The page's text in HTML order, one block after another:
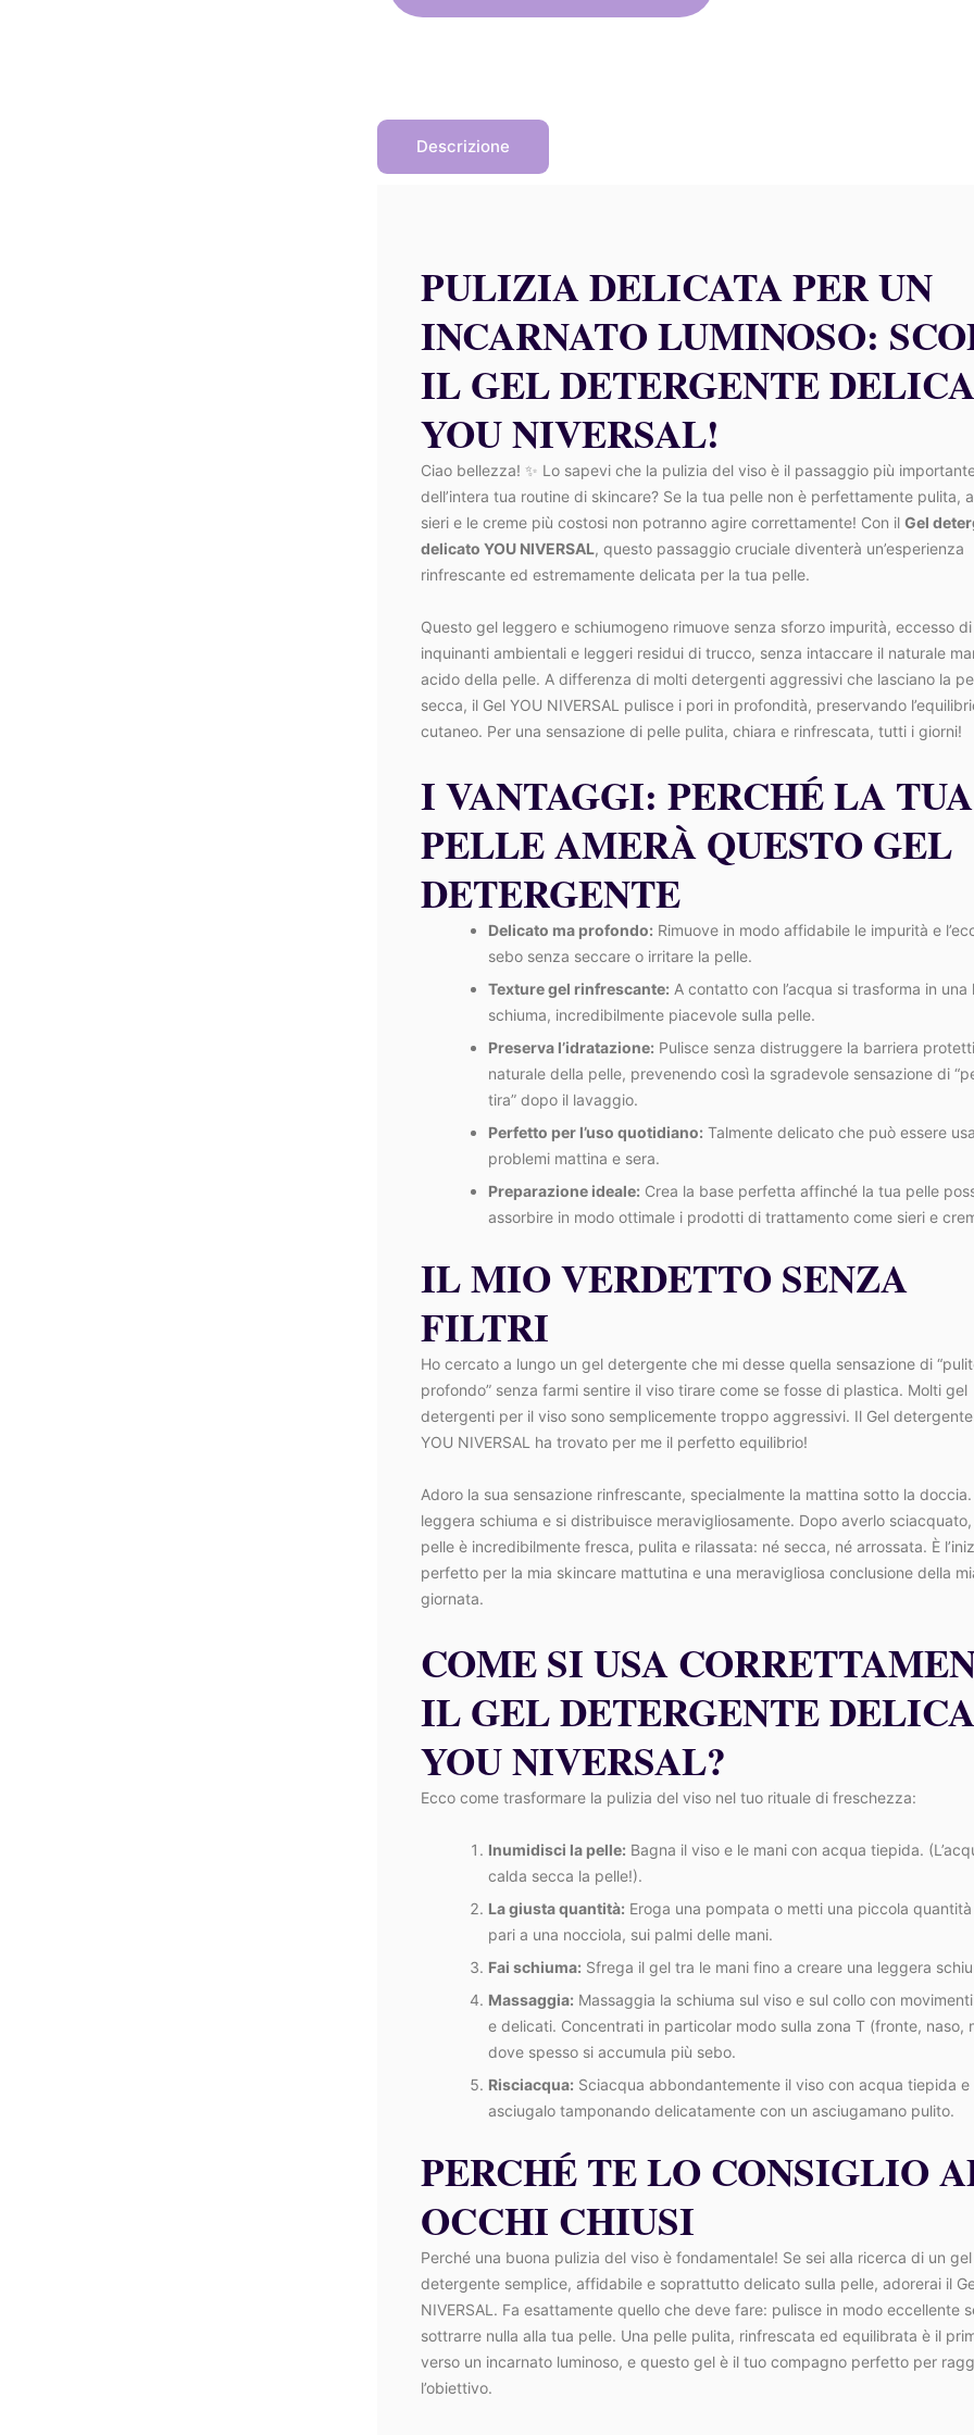
era:
è:
Descrizione
PULIZIA DELICATA PER UN
INCARNATO LUMINOSO:
IL GEL DETERGENTE
YOU NIVERSAL!
Ciao bellezza! ✨ Lo sapevi che la pulizia del viso è il passaggio più
dell’intera tua routine di skincare? Se la tua pelle non è perfettamente pulita,
sieri e le creme più costosi non potranno agire correttamente! Con il Gel
delicato YOU NIVERSAL, questo passaggio cruciale diventerà un’esperienza
rinfrescante ed estremamente delicata per la tua pelle.
Questo gel leggero e schiumogeno rimuove senza sforzo impurità, eccesso
inquinanti ambientali e leggeri residui di trucco, senza intaccare il naturale
acido della pelle. A differenza di molti detergenti aggressivi che lasciano la
secca, il Gel YOU NIVERSAL pulisce i pori in profondità, preservando
cutaneo. Per una sensazione di pelle pulita, chiara e rinfrescata, tutti i giorni!
I VANTAGGI: PERCHÉ LA TUA
PELLE AMERÀ QUESTO GEL
DETERGENTE
Delicato ma profondo: Rimuove in modo affidabile le impurità e
sebo senza seccare o irritare la pelle.
Texture gel rinfrescante: A contatto con l’acqua si trasforma in una
schiuma, incredibilmente piacevole sulla pelle.
Preserva l’idratazione: Pulisce senza distruggere la barriera
naturale della pelle, prevenendo così la sgradevole sensazione di
tira” dopo il lavaggio.
Perfetto per l’uso quotidiano: Talmente delicato che può essere
problemi mattina e sera.
Preparazione ideale: Crea la base perfetta affinché la tua pelle
assorbire in modo ottimale i prodotti di trattamento come sieri e
IL MIO VERDETTO SENZA
FILTRI
Ho cercato a lungo un gel detergente che mi desse quella sensazione di
profondo” senza farmi sentire il viso tirare come se fosse di plastica. Molti gel
detergenti per il viso sono semplicemente troppo aggressivi. Il Gel
YOU NIVERSAL ha trovato per me il perfetto equilibrio!
Adoro la sua sensazione rinfrescante, specialmente la mattina sotto la
leggera schiuma e si distribuisce meravigliosamente. Dopo averlo
pelle è incredibilmente fresca, pulita e rilassata: né secca, né arrossata. È
perfetto per la mia skincare mattutina e una meravigliosa conclusione della
giornata.
COME SI USA
IL GEL DETERGENTE
YOU NIVERSAL?
Ecco come trasformare la pulizia del viso nel tuo rituale di freschezza:
Inumidisci la pelle: Bagna il viso e le mani con acqua tiepida.
calda secca la pelle!).
La giusta quantità: Eroga una pompata o metti una piccola
pari a una nocciola, sui palmi delle mani.
Fai schiuma: Sfrega il gel tra le mani fino a creare una leggera
Massaggia: Massaggia la schiuma sul viso e sul collo con
e delicati. Concentrati in particolar modo sulla zona T (fronte, naso,
dove spesso si accumula più sebo.
Risciacqua: Sciacqua abbondantemente il viso con acqua tiepida e
asciugalo tamponando delicatamente con un asciugamano pulito.
PERCHÉ TE LO CONSIGLIO
OCCHI CHIUSI
Perché una buona pulizia del viso è fondamentale! Se sei alla ricerca di un gel
detergente semplice, affidabile e soprattutto delicato sulla pelle, adorerai il
NIVERSAL. Fa esattamente quello che deve fare: pulisce in modo eccellente
sottrarre nulla alla tua pelle. Una pelle pulita, rinfrescata ed equilibrata è il
verso un incarnato luminoso, e questo gel è il tuo compagno perfetto per
l’obiettivo.